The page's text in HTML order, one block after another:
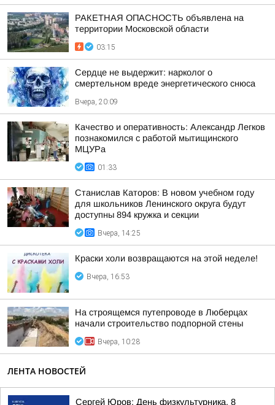
РАКЕТНАЯ ОПАСНОСТЬ объявлена на
территории Московской области
03:15
Сердце не выдержит: нарколог о
смертельном вреде энергетического снюса
Вчера, 20:09
Качество и оперативность: Александр Легков
познакомился с работой мытищинского
МЦУРа
01:33
Станислав Каторов: В новом учебном году
для школьников Ленинского округа будут
доступны 894 кружка и секции
Вчера, 14:25
Краски холи возвращаются на этой неделе!
Вчера, 16:53
На строящемся путепроводе в Люберцах
начали строительство подпорной стены
Вчера, 10:28
ЛЕНТА НОВОСТЕЙ
Сергей Юров: День физкультурника. 8